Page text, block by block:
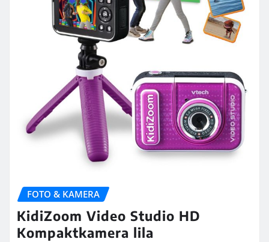
FOTO & KAMERA
KidiZoom Video Studio HD
Kompaktkamera lila